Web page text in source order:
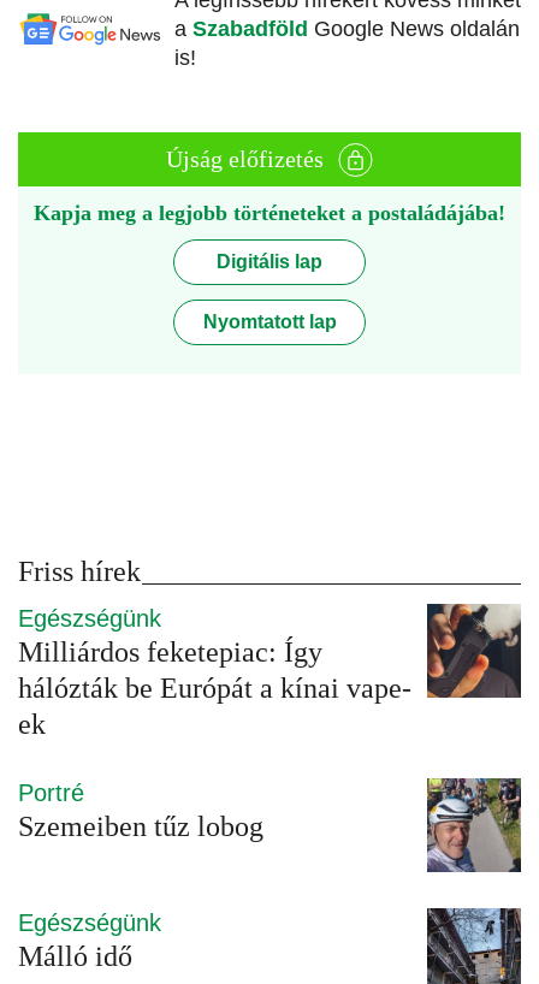
a Szabadföld Google News oldalán
is!
Újság előfizetés
Kapja meg a legjobb történeteket a postaládájába!
Digitális lap
Nyomtatott lap
Friss hírek
Egészségünk
Milliárdos feketepiac: Így
hálózták be Európát a kínai vape-
ek
Portré
Szemeiben tűz lobog
Egészségünk
Málló idő